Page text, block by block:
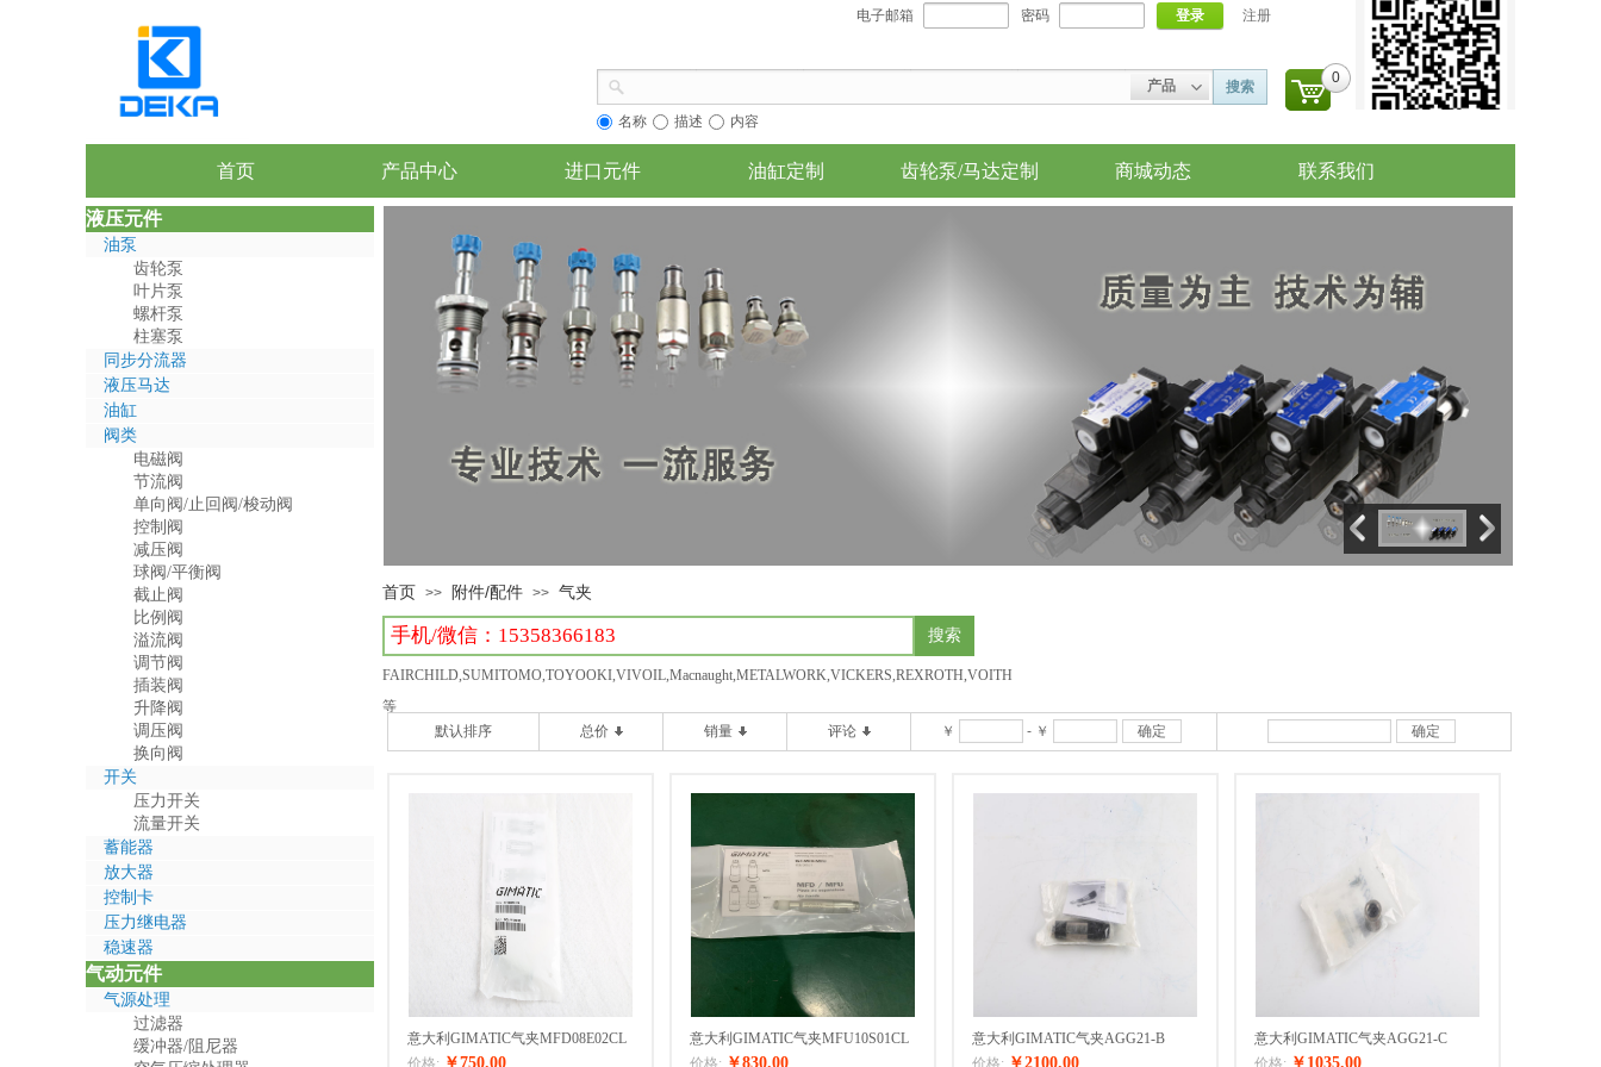
电子邮箱 密码 登录 注册
0
产品 搜索
名称 描述 内容
首页 产品中心 进口元件 油缸定制 齿轮泵/马达定制 商城动态 联系我们
液压元件
油泵
齿轮泵
叶片泵
螺杆泵
柱塞泵
同步分流器
液压马达
油缸
阀类
电磁阀
节流阀
单向阀/止回阀/梭动阀
控制阀
减压阀
球阀/平衡阀
截止阀
比例阀
溢流阀
调节阀
插装阀
升降阀
调压阀
换向阀
开关
压力开关
流量开关
蓄能器
放大器
控制卡
压力继电器
稳速器
气动元件
气源处理
过滤器
缓冲器/阻尼器
首页 >> 附件/配件 >> 气夹
搜索
FAIRCHILD,SUMITOMO,TOYOOKI,VIVOIL,Macnaught,METALWORK,VICKERS,REXROTH,VOITH
等
默认排序
总价 销量 评论 ￥ - ￥ 确定 确定
意大利GIMATIC气夹MFD08E02CL
价格: ￥750.00
意大利GIMATIC气夹MFU10S01CL
价格: ￥830.00
意大利GIMATIC气夹AGG21-B
价格: ￥2100.00
意大利GIMATIC气夹AGG21-C
价格: ￥1035.00